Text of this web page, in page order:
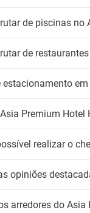
de piscinas no
de
estacionamento
Premium Hotel
realizar o
opiniões
arredores do